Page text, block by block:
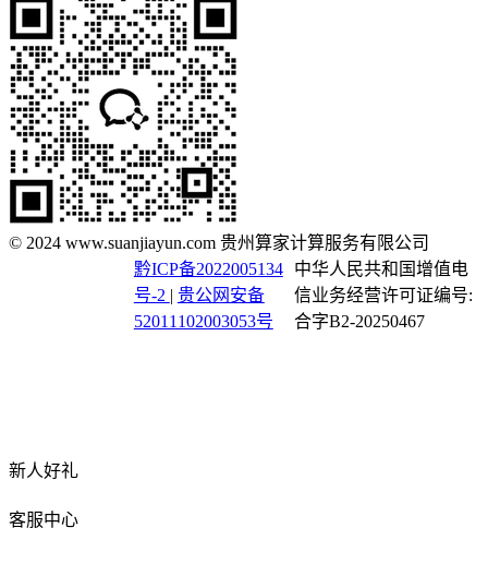
© 2024 www.suanjiayun.com 贵州算家计算服务有限公司
黔ICP备2022005134
号-2 | 贵公网安备
52011102003053号
中华人民共和国增值电
信业务经营许可证编号:
合字B2-20250467
新人好礼
客服中心